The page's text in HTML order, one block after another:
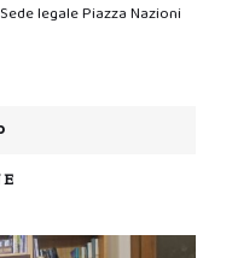
legale Piazza Nazioni